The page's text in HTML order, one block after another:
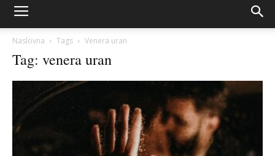
Naslovna Tags Venera uran
Tag: venera uran